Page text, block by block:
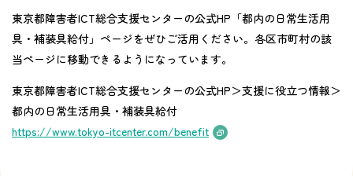
東京都障害者ICT総合支援センターの公式HP「都内の日常生活用
具・補装具給付」ページをぜひご活用ください。各区市町村の該
当ページに移動できるようになっています。
東京都障害者ICT総合支援センターの公式HP＞支援に役立つ情報＞
都内の日常生活用具・補装具給付
https://www.tokyo-itcenter.com/benefit